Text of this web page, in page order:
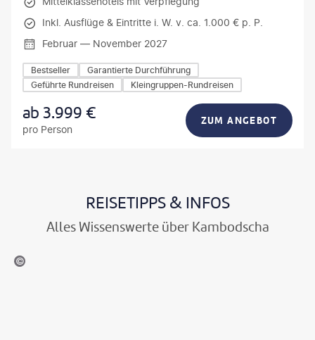
Inkl. Ausflüge & Eintritte i. W. v. ca. 1.000 € p. P.
Februar — November 2027
Bestseller
Garantierte Durchführung
Geführte Rundreisen
Kleingruppen-Rundreisen
ab3.999 €
pro Person
ZUM ANGEBOT
REISETIPPS & INFOS
Alles Wissenswerte über Kambodscha
- stock.adobe.com